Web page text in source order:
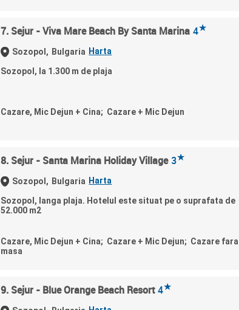
7. Sejur - Viva Mare Beach By Santa Marina 4★
Sozopol, Bulgaria Harta
Sozopol, la 1.300 m de plaja
Cazare, Mic Dejun + Cina; Cazare + Mic Dejun
8. Sejur - Santa Marina Holiday Village 3★
Sozopol, Bulgaria Harta
Sozopol, langa plaja. Hotelul este situat pe o suprafata de
52.000 m2
Cazare, Mic Dejun + Cina; Cazare + Mic Dejun; Cazare fara
masa
9. Sejur - Blue Orange Beach Resort 4★